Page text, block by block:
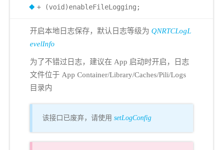
+ (void)enableFileLogging;
开启本地日志保存，默认日志等级为 QNRTCLogL
evelInfo
为了不错过日志，建议在 App 启动时开启，日志
文件位于 App Container/Library/Caches/Pili/Logs
目录内
该接口已废弃，请使用 setLogConfig